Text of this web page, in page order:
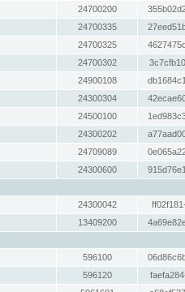
24700200
24700335
24700325
24700302
24900108
24300304
24500100
24300202
24709089
24300600
24300042
13409200
596100
596120